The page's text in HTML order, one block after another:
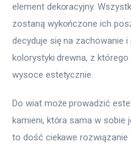
element dekoracyjny.
zostaną wykończone ich
decyduje się na zachowanie
kolorystyki drewna, z
wysoce estetycznie.
Do wiat może prowadzić
kamieni, która sama w sobie
to dość ciekawe rozwiązanie